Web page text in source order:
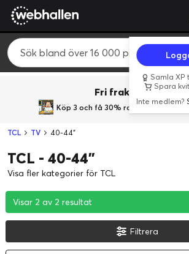
Samla XP
Spara
Inte medlem?
Fri frakt över 800
Köp 3 och få 30% rabatt med
TCL TV 40-44"
TCL - 40-44"
Visa fler kategorier för TCL
Visar 2 av 2 resultat
Visar 2 av 2 resultat
Visar 2 av 2 resultat
Filtrera